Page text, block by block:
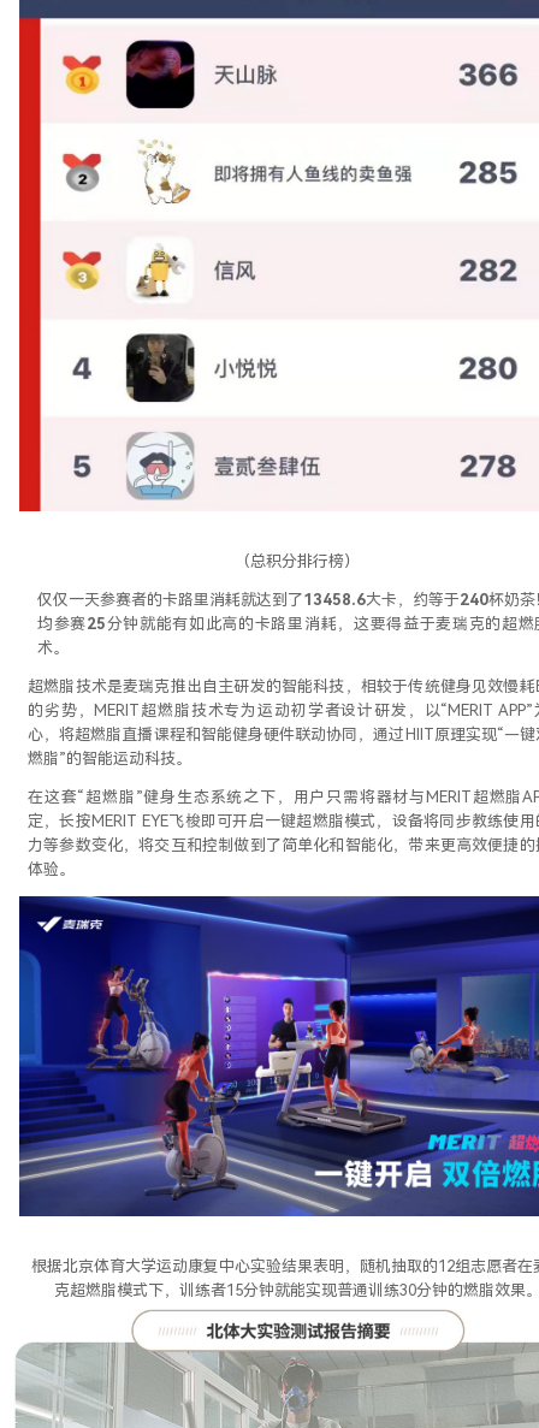
（总积分排行榜）
仅仅一天参赛者的卡路里消耗就达到了13458.6大卡，约等于240杯奶茶
均参赛25分钟就能有如此高的卡路里消耗，这要得益于麦瑞克的超燃
术。
超燃脂技术是麦瑞克推出自主研发的智能科技， 相较于传统健身见效慢耗
的劣势，
MERIT超燃脂技术专为运动初学者设计研发，以“MERIT APP”
心，将超燃脂直播课程和智能健身硬件联动协同，通过HIIT原理实现“—键
燃脂”的智能运动科技。
在这套“超燃脂”健身生态系统之下， 用户只需将器材与 MERIT超燃脂
定，长按MERIT EYE飞梭即可开启一键超燃脂模式，设备将同步教练使用
力等参数变化，将交互和控制做到了简单化和智能化，带来更高效便捷的
体验。
根据北京体育大学运动康复中心实验结果表明，随机抽取的12组志愿者在
克超燃脂模式下，训练者15分钟就能实现普通训练30分钟的燃脂效果